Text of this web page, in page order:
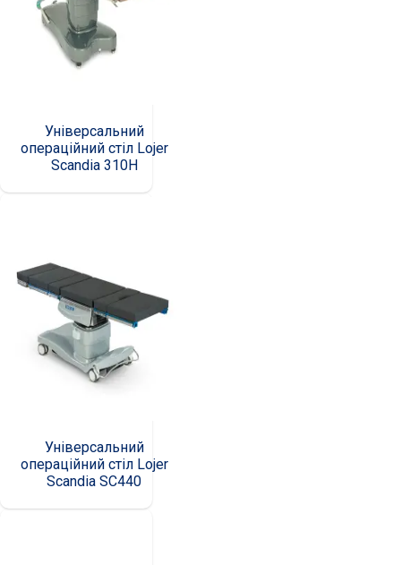
Універсальний
операційний стіл Lojer
Scandia 310Н
Універсальний
операційний стіл Lojer
Scandia SC440